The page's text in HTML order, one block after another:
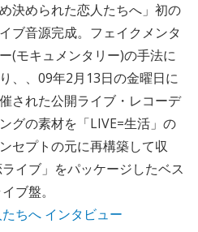
決められた恋人たちへ」初の
ブ音源完成。フェイクメンタ
(モキュメンタリー)の手法に
、、09年2月13日の金曜日に
された公開ライブ・レコーデ
グの素材を「LIVE=生活」の
セプトの元に再構築して収
イブ」をパッケージしたベス
ブ盤。
ちへ インタビュー